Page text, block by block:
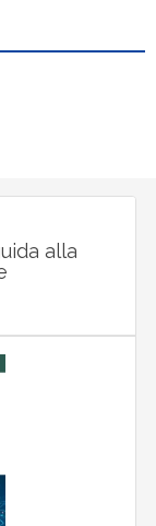
alla